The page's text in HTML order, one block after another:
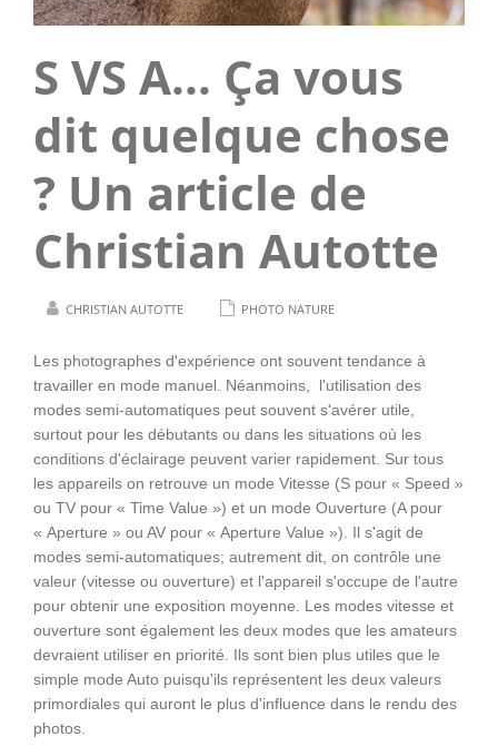
S VS A… Ça vous
dit quelque chose
? Un article de
Christian Autotte
CHRISTIAN AUTOTTE PHOTO NATURE
Les photographes d'expérience ont souvent tendance à
travailler en mode manuel. Néanmoins, l'utilisation des
modes semi-automatiques peut souvent s'avérer utile,
surtout pour les débutants ou dans les situations où les
conditions d'éclairage peuvent varier rapidement. Sur tous
les appareils on retrouve un mode Vitesse (S pour « Speed »
ou TV pour « Time Value ») et un mode Ouverture (A pour
« Aperture » ou AV pour « Aperture Value »). Il s'agit de
modes semi-automatiques; autrement dit, on contrôle une
valeur (vitesse ou ouverture) et l'appareil s'occupe de l'autre
pour obtenir une exposition moyenne. Les modes vitesse et
ouverture sont également les deux modes que les amateurs
devraient utiliser en priorité. Ils sont bien plus utiles que le
simple mode Auto puisqu'ils représentent les deux valeurs
primordiales qui auront le plus d'influence dans le rendu des
photos.